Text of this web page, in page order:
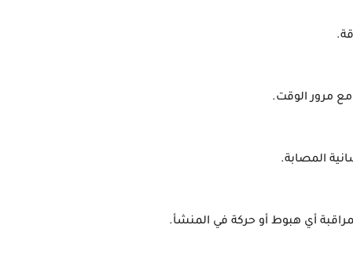
مع مرور الوقت.
المصابة.
أي هبوط أو حركة في المنشأ.